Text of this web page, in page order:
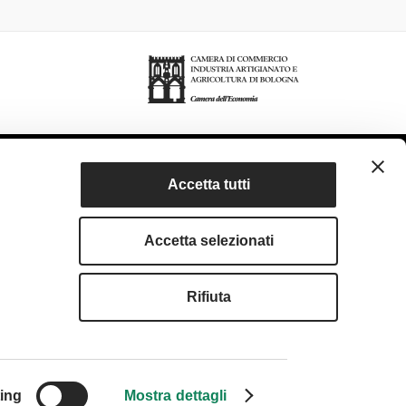
Mostra dettagli
Accetta tutti
Accetta selezionati
Rifiuta
Accessibilità Condizioni di utilizzo